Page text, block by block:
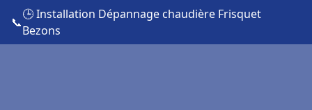
📞
🕒 Installation Dépannage chaudière Frisquet
Bezons